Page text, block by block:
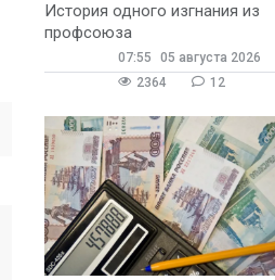
История одного изгнания из
профсоюза
07:55
05 августа 2026
2364
12